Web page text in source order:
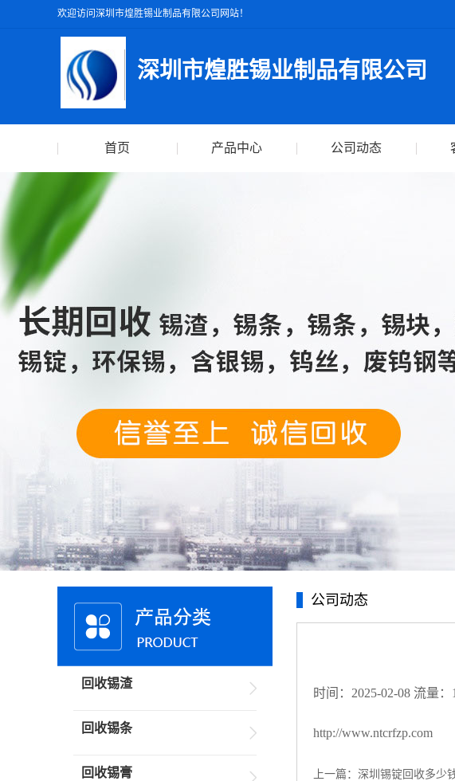
欢迎访问深圳市煌胜锡业制品有限公司网站！
深圳市煌胜锡业制品有限公司
首页 产品中心 公司动态
公司动态
时间：2025-02-08 流量：
http://www.ntcrfzp.com
上一篇： 深圳锡锭回收多少
回收锡渣
回收锡条
回收锡膏